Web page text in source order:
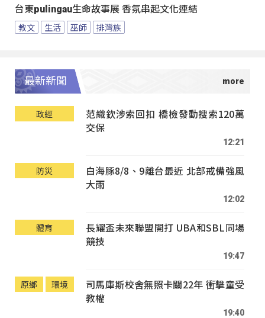
台東pulingau生命故事展 香氛串起文化連結
教文 生活 巫師 排灣族
最新新聞
政經
范織欽涉索回扣 橋檢發動搜索120萬
交保
12:21
防災
白海豚8/8、9離台最近 北部戒備強風
大雨
12:02
體育
長耀盃未來聯盟開打 UBA和SBL同場
競技
19:47
原鄉 環境
司馬庫斯校舍無照卡關22年 衝擊童受
教權
19:40